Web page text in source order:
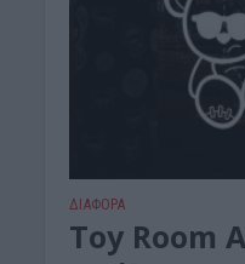
ΔΙΆΦΟΡΑ
Toy Room